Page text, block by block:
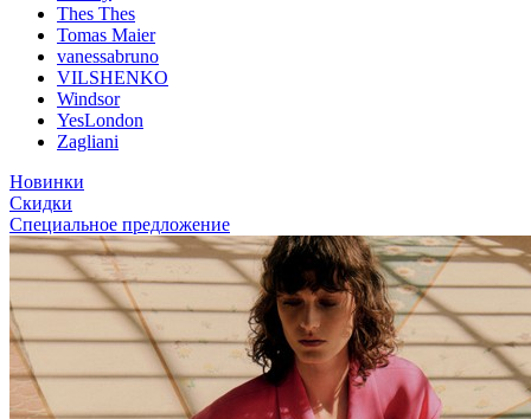
Thes Thes
Tomas Maier
vanessabruno
VILSHENKO
Windsor
YesLondon
Zagliani
Новинки
Скидки
Специальное предложение